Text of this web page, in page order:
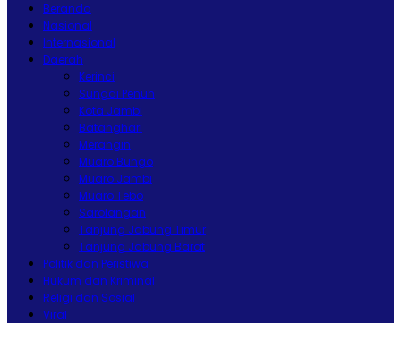
Beranda
Nasional
Internasional
Daerah
Kerinci
Sungai Penuh
Kota Jambi
Batanghari
Merangin
Muaro Bungo
Muaro Jambi
Muaro Tebo
Sarolangan
Tanjung Jabung Timur
Tanjung Jabung Barat
Politik dan Peristiwa
Hukum dan Kriminal
Religi dan Sosial
Viral